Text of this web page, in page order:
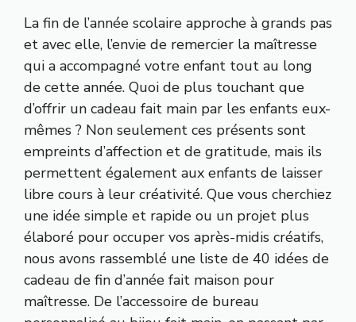
La fin de l’année scolaire approche à grands pas
et avec elle, l’envie de remercier la maîtresse
qui a accompagné votre enfant tout au long
de cette année. Quoi de plus touchant que
d’offrir un cadeau fait main par les enfants eux-
mêmes ? Non seulement ces présents sont
empreints d’affection et de gratitude, mais ils
permettent également aux enfants de laisser
libre cours à leur créativité. Que vous cherchiez
une idée simple et rapide ou un projet plus
élaboré pour occuper vos après-midis créatifs,
nous avons rassemblé une liste de 40 idées de
cadeau de fin d’année fait maison pour
maîtresse. De l’accessoire de bureau